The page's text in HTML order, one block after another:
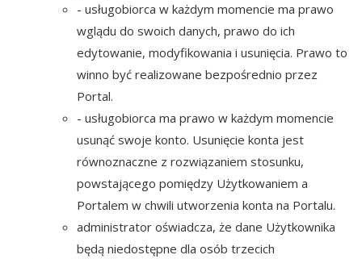
- usługobiorca w każdym momencie ma prawo
wglądu do swoich danych, prawo do ich
edytowanie, modyfikowania i usunięcia. Prawo to
winno być realizowane bezpośrednio przez
Portal.
- usługobiorca ma prawo w każdym momencie
usunąć swoje konto. Usunięcie konta jest
równoznaczne z rozwiązaniem stosunku,
powstającego pomiędzy Użytkowaniem a
Portalem w chwili utworzenia konta na Portalu.
administrator oświadcza, że dane Użytkownika
będą niedostępne dla osób trzecich